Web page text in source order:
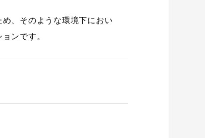
、そのような環境下におい
ンです。